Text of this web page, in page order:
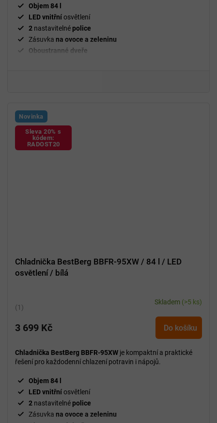
Objem 84 l
LED vnitřníosvětlení
2 nastavitelné police
Zásuvka na ovoce a zeleninu
Oboustranné dveře
Novinka
Sleva 20% s
kódem:
RADOST20
Chladnička BestBerg BBFR-95XW / 84 l / LED
osvětlení / bílá
Průměrné
produktu
5,0
z
hvězdiček.
Skladem (>5 ks)
3 699 Kč Do košíku
Chladnička BestBerg BBFR-95XW je kompaktní a praktické
řešení pro každodenní chlazení potravin i nápojů.
Objem 84 l
LED vnitřníosvětlení
2 nastavitelné police
Zásuvka na ovoce a zeleninu